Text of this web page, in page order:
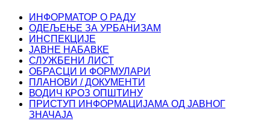
ИНФОРМАТОР О РАДУ
ОДЕЉЕЊЕ ЗА УРБАНИЗАМ
ИНСПЕКЦИЈЕ
ЈАВНЕ НАБАВКЕ
СЛУЖБЕНИ ЛИСТ
ОБРАСЦИ И ФОРМУЛАРИ
ПЛАНОВИ / ДОКУМЕНТИ
ВОДИЧ КРОЗ ОПШТИНУ
ПРИСТУП ИНФОРМАЦИЈАМА ОД ЈАВНОГ
ЗНАЧАЈА